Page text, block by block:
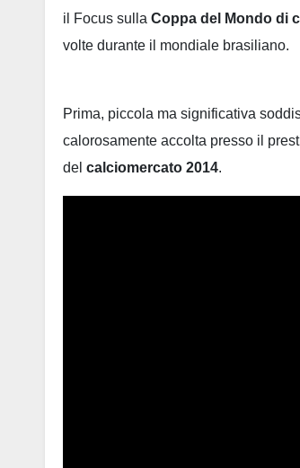
il Focus sulla Coppa del Mondo di
volte durante il mondiale brasiliano.
Prima, piccola ma significativa
calorosamente accolta presso il
del calciomercato 2014.